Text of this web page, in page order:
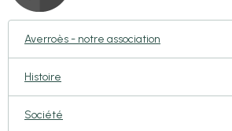
Averroès - notre association
Histoire
Société